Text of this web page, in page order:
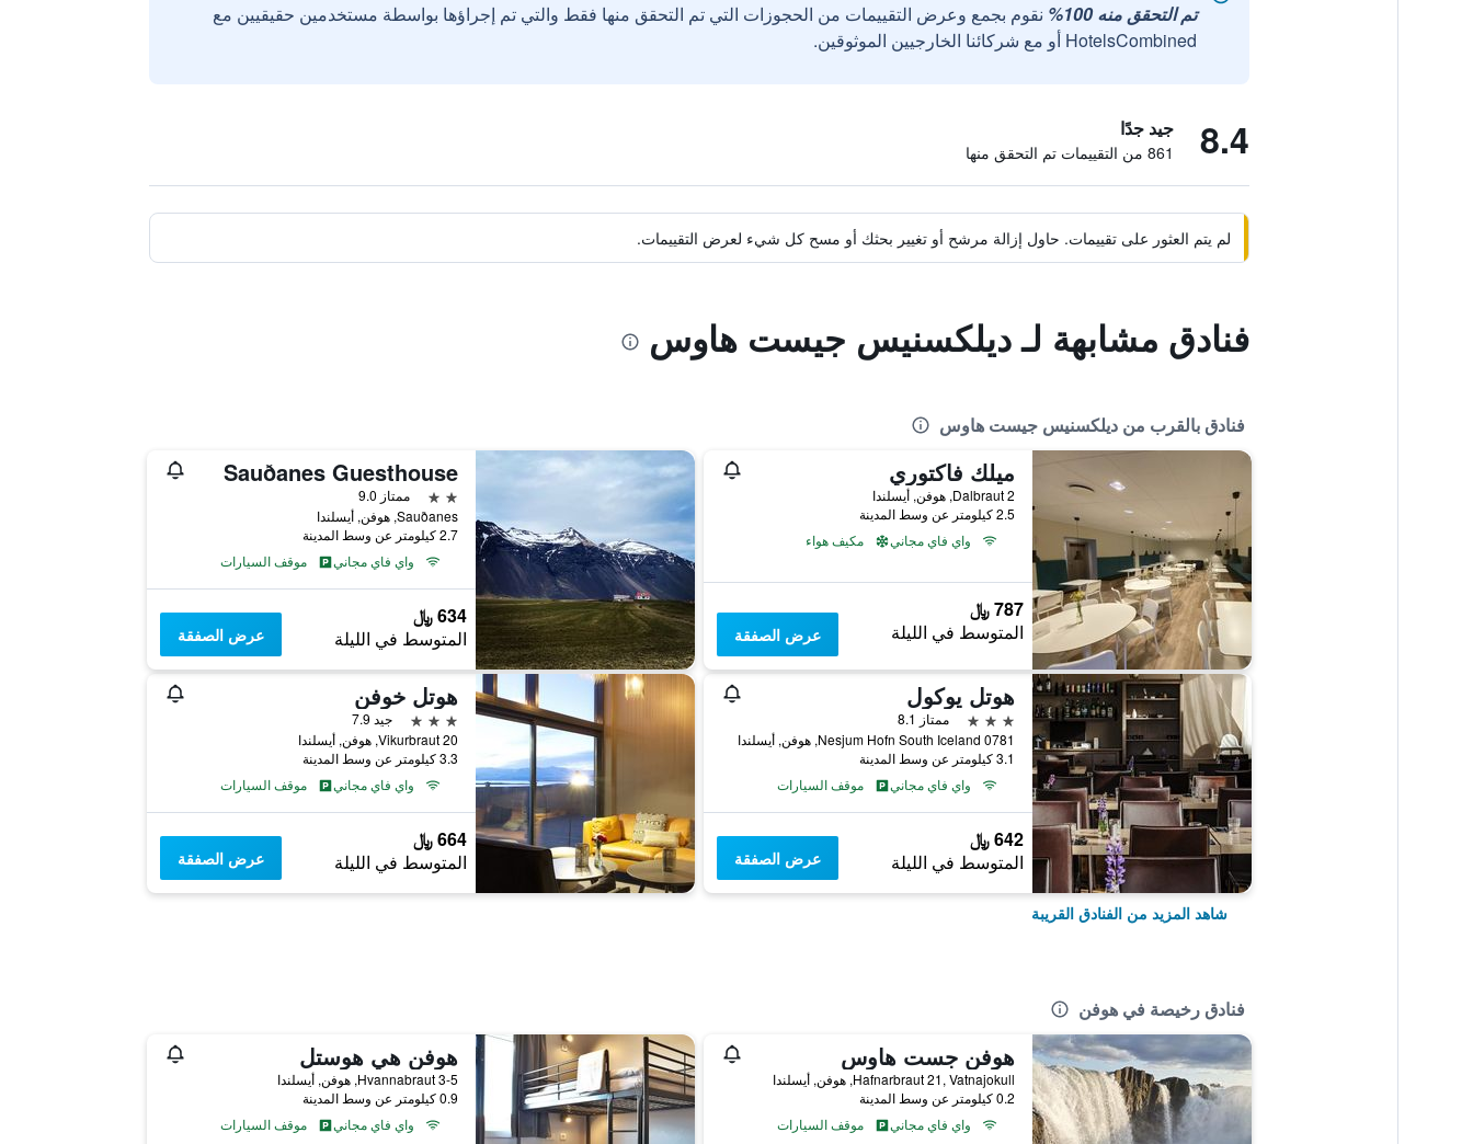
تم التحقق منه 100%
نقوم بجمع وعرض التقييمات من الحجوزات التي تم التحقق منها فقط والتي تم إجراؤها بواسطة مستخدمين حقيقيين مع
HotelsCombined أو مع شركائنا الخارجيين الموثوقين.
8.4 جيد جدًا
861 من التقييمات تم التحقق منها
لم يتم العثور على تقييمات. حاول إزالة مرشح أو تغيير بحثك أو مسح كل شيء لعرض التقييمات.
فنادق مشابهة لـ ديلكسنيس جيست هاوس
فنادق بالقرب من ديلكسنيس جيست هاوس
ميلك فاكتوري
Dalbraut 2, هوفن, أيسلندا
2.5 كيلومتر عن وسط المدينة
واي فاي مجاني
مكيف هواء
787 ﷼
المتوسط في الليلة عرض الصفقة
Sauðanes Guesthouse
2 نجمتين
ممتاز 9.0
Sauðanes, هوفن, أيسلندا
2.7 كيلومتر عن وسط المدينة
واي فاي مجاني
موقف السيارات
634 ﷼
المتوسط في الليلة عرض الصفقة
هوتل يوكول
3 نجوم
ممتاز 8.1
Nesjum Hofn South Iceland 0781, هوفن, أيسلندا
3.1 كيلومتر عن وسط المدينة
واي فاي مجاني
موقف السيارات
642 ﷼
المتوسط في الليلة عرض الصفقة
هوتل خوفن
3 نجوم
جيد 7.9
Vikurbraut 20, هوفن, أيسلندا
3.3 كيلومتر عن وسط المدينة
واي فاي مجاني
موقف السيارات
664 ﷼
المتوسط في الليلة عرض الصفقة
شاهد المزيد من الفنادق القريبة
فنادق رخيصة في هوفن
هوفن جست هاوس
Hafnarbraut 21, Vatnajokull, هوفن, أيسلندا
0.2 كيلومتر عن وسط المدينة
واي فاي مجاني
موقف السيارات
هوفن هي هوستل
Hvannabraut 3-5, هوفن, أيسلندا
0.9 كيلومتر عن وسط المدينة
واي فاي مجاني
موقف السيارات